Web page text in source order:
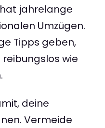
hat jahrelange
Umzügen.
Tipps geben,
wie
deine
Vermeide